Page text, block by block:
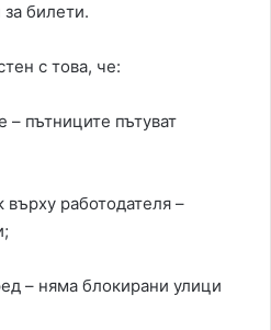
за билети.
с това, че:
– пътниците пътуват
върху работодателя –
– няма блокирани улици